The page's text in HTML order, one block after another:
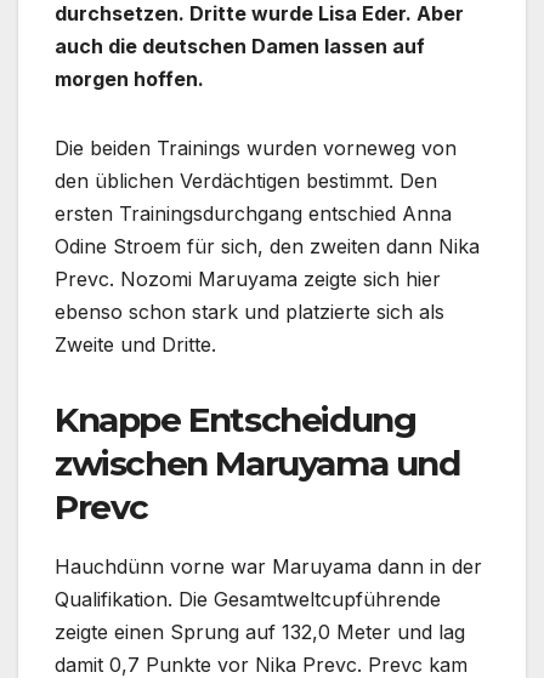
durchsetzen. Dritte wurde Lisa Eder. Aber
auch die deutschen Damen lassen auf
morgen hoffen.
Die beiden Trainings wurden vorneweg von
den üblichen Verdächtigen bestimmt. Den
ersten Trainingsdurchgang entschied Anna
Odine Stroem für sich, den zweiten dann Nika
Prevc. Nozomi Maruyama zeigte sich hier
ebenso schon stark und platzierte sich als
Zweite und Dritte.
Knappe Entscheidung
zwischen Maruyama und
Prevc
Hauchdünn vorne war Maruyama dann in der
Qualifikation. Die Gesamtweltcupführende
zeigte einen Sprung auf 132,0 Meter und lag
damit 0,7 Punkte vor Nika Prevc. Prevc kam